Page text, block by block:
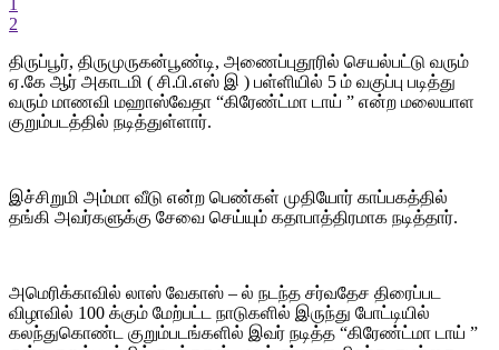
2
திருப்பூர், திருமுருகன்பூண்டி, அணைப்புதூரில் செயல்பட்டு வரும்
ஏ.கே ஆர் அகாடமி ( சி.பி.எஸ் இ ) பள்ளியில் 5 ம் வகுப்பு படித்து
வரும் மாணவி மஹாஸ்வேதா “கிரேண்ட்மா டாய் ” என்ற மலையாள
குறும்படத்தில் நடித்துள்ளார்.
இச்சிறுமி அம்மா வீடு என்ற பெண்கள் முதியோர் காப்பகத்தில்
தங்கி அவர்களுக்கு சேவை செய்யும் கதாபாத்திரமாக நடித்தார்.
அமெரிக்காவில் லாஸ் வேகாஸ் – ல் நடந்த சர்வதேச திரைப்பட
விழாவில் 100 க்கும் மேற்பட்ட நாடுகளில் இருந்து போட்டியில்
கலந்துகொண்ட குறும்படங்களில் இவர் நடித்த “கிரேண்ட்மா டாய் ”